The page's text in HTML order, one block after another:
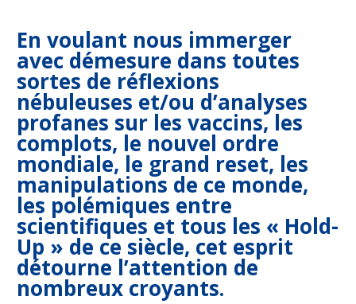
En voulant nous immerger
avec démesure dans toutes
sortes de réflexions
nébuleuses et/ou d’analyses
profanes sur les vaccins, les
complots, le nouvel ordre
mondiale, le grand reset, les
manipulations de ce monde,
les polémiques entre
scientifiques et tous les « Hold-
Up » de ce siècle, cet esprit
détourne l’attention de
nombreux croyants.